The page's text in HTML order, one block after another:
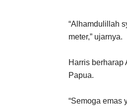
“Alhamdulillah
meter,” ujarnya.
Harris berharap
Papua.
“Semoga emas